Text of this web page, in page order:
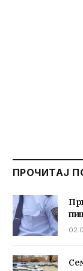
ПРОЧИТАЈ